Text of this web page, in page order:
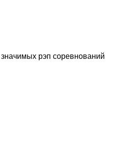
рэп соревнований